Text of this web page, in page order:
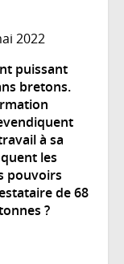
2022
puissant
bretons.
à sa
les
pouvoirs
de 68
?